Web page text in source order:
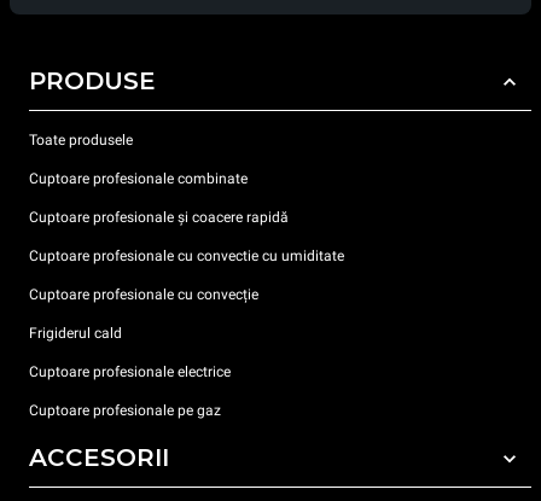
PRODUSE
Toate produsele
Cuptoare profesionale combinate
Cuptoare profesionale și coacere rapidă
Cuptoare profesionale cu convectie cu umiditate
Cuptoare profesionale cu convecție
Frigiderul cald
Cuptoare profesionale electrice
Cuptoare profesionale pe gaz
ACCESORII